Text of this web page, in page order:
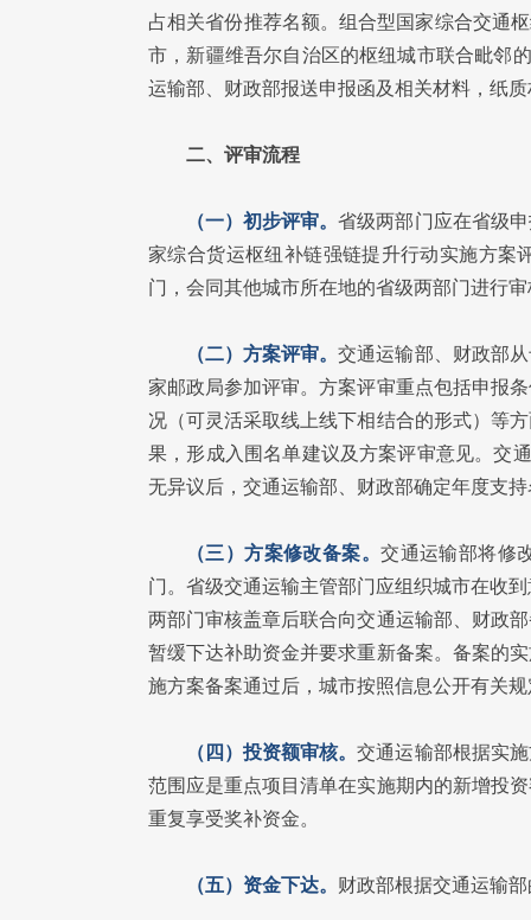
占相关省份推荐名额。组合型国家综合交通
市，新疆维吾尔自治区的枢纽城市联合毗邻
运输部、财政部报送申报函及相关材料，纸
二、评审流程
（一）初步评审。省级两部门应在省级
家综合货运枢纽补链强链提升行动实施方案
门，会同其他城市所在地的省级两部门进行
（二）方案评审。交通运输部、财政部
家邮政局参加评审。方案评审重点包括申报
况（可灵活采取线上线下相结合的形式）等
果，形成入围名单建议及方案评审意见。交
无异议后，交通运输部、财政部确定年度支
（三）方案修改备案。交通运输部将修
门。省级交通运输主管部门应组织城市在收
两部门审核盖章后联合向交通运输部、财政
暂缓下达补助资金并要求重新备案。备案的
施方案备案通过后，城市按照信息公开有关
（四）投资额审核。交通运输部根据实
范围应是重点项目清单在实施期内的新增投
重复享受奖补资金。
（五）资金下达。 财政部根据交通运输